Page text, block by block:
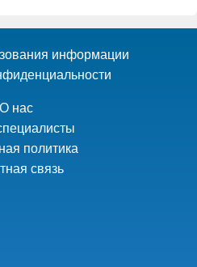
информации
О нас
политика
связь